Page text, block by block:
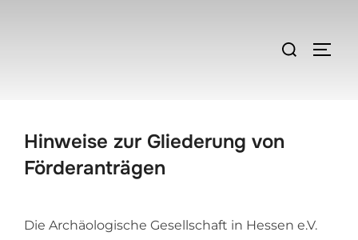
Suchen
Hinweise zur Gliederung von
Förderanträgen
Die Archäologische Gesellschaft in Hessen e.V.